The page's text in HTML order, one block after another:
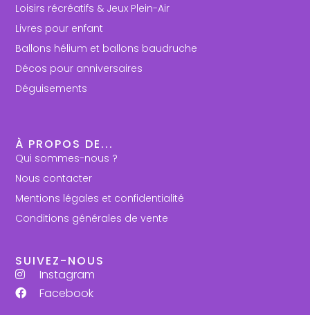
Loisirs récréatifs & Jeux Plein-Air
Livres pour enfant
Ballons hélium et ballons baudruche
Décos pour anniversaires
Déguisements
À PROPOS DE...
Qui sommes-nous ?
Nous contacter
Mentions légales et confidentialité
Conditions générales de vente
SUIVEZ-NOUS
Instagram
Facebook